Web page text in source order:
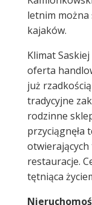
letnim można
kajaków.
Klimat
oferta
już
tradycyjne
rodzinne
przyciągnęła
restauracje.
tętniąca